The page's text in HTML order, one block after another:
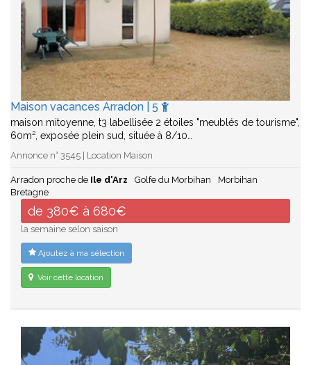
Maison vacances Arradon | 5
maison mitoyenne, t3 labellisée 2 étoiles "meublés de tourisme",
60m², exposée plein sud, située à 8/10…
Annonce n° 3545 | Location Maison
Arradon proche de Ile d'Arz Golfe du Morbihan
Morbihan
Bretagne
de 380€ à 680€
la semaine selon saison
Ajoutez à ma sélection
Voir cette location